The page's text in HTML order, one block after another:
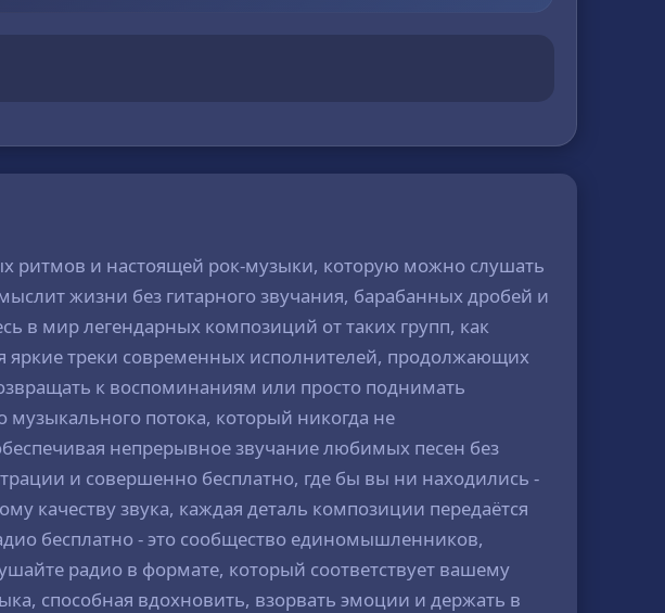
ритмов и настоящей рок-музыки, которую можно слушать
жизни без гитарного звучания, барабанных дробей и
в мир легендарных композиций от таких групп, как
яркие треки современных исполнителей, продолжающих
к воспоминаниям или просто поднимать
потока, который никогда не
непрерывное звучание любимых песен без
и совершенно бесплатно, где бы вы ни находились -
качеству звука, каждая деталь композиции передаётся
бесплатно - это сообщество единомышленников,
радио в формате, который соответствует вашему
способная вдохновить, взорвать эмоции и держать в